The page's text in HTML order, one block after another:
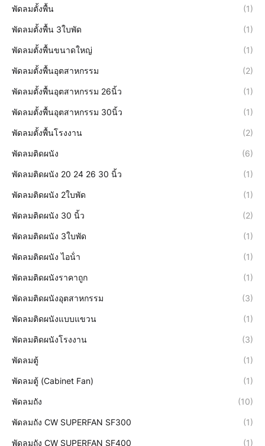
พัดลมตั้งพื้น (1)
พัดลมตั้งพื้น 3ใบพัด (1)
พัดลมตั้งพื้นขนาดใหญ่ (1)
พัดลมตั้งพื้นอุตสาหกรรม (2)
พัดลมตั้งพื้นอุตสาหกรรม 26นิ้ว (1)
พัดลมตั้งพื้นอุตสาหกรรม 30นิ้ว (1)
พัดลมตั้งพื้นโรงงาน (2)
พัดลมติดผนัง (6)
พัดลมติดผนัง 20 24 26 30 นิ้ว (1)
พัดลมติดผนัง 2ใบพัด (1)
พัดลมติดผนัง 30 นิ้ว (2)
พัดลมติดผนัง 3ใบพัด (1)
พัดลมติดผนัง ไอน้ํา (1)
พัดลมติดผนังราคาถูก (1)
พัดลมติดผนังอุตสาหกรรม (3)
พัดลมติดผนังแบบแขวน (1)
พัดลมติดผนังโรงงาน (3)
พัดลมตู้ (1)
พัดลมตู้ (Cabinet Fan) (1)
พัดลมถัง (10)
พัดลมถัง CW SUPERFAN SF300 (1)
พัดลมถัง CW SUPERFAN SF400 (1)